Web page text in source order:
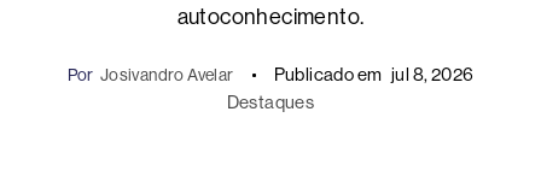
autoconhecimento.
Por Josivandro Avelar Publicado em jul 8, 2026
Destaques